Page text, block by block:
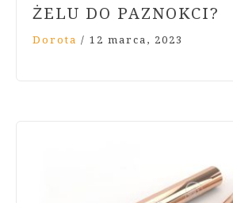
ŻELU DO PAZNOKCI?
Dorota / 12 marca, 2023